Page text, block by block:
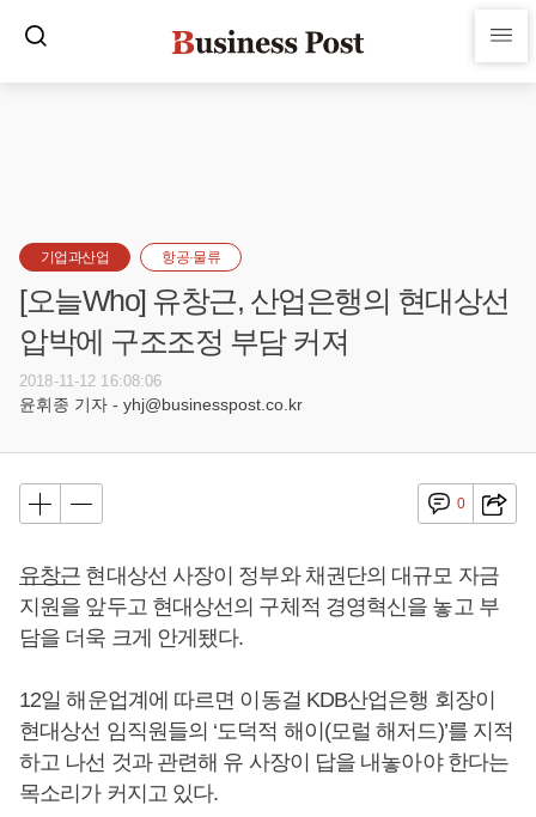
기업과산업 항공·물류
[오늘Who] 유창근, 산업은행의 현대상선
압박에 구조조정 부담 커져
2018-11-12 16:08:06
윤휘종 기자 - yhj@businesspost.co.kr
0
유창근 현대상선 사장이 정부와 채권단의 대규모 자금
지원을 앞두고 현대상선의 구체적 경영혁신을 놓고 부
담을 더욱 크게 안게됐다.
12일 해운업계에 따르면 이동걸 KDB산업은행 회장이
현대상선 임직원들의 ‘도덕적 해이(모럴 해저드)’를 지적
하고 나선 것과 관련해 유 사장이 답을 내놓아야 한다는
목소리가 커지고 있다.